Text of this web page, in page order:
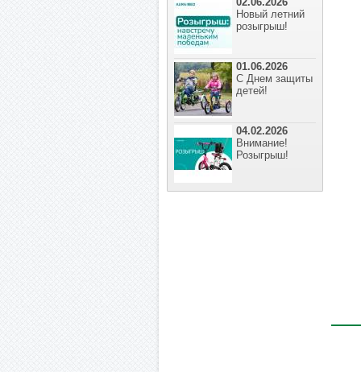
Новый летний
розыгрыш!
01.06.2026
С Днем защиты
детей!
04.02.2026
Внимание!
Розыгрыш!